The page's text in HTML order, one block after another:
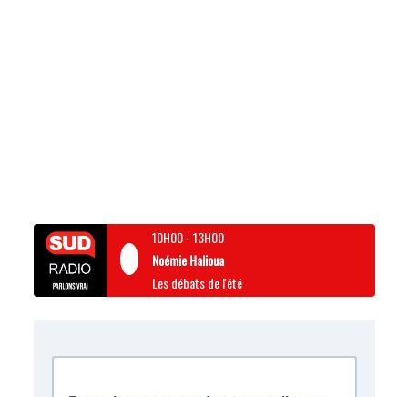
10H00-13H00
Noémie Halioua
Les débats de l'été